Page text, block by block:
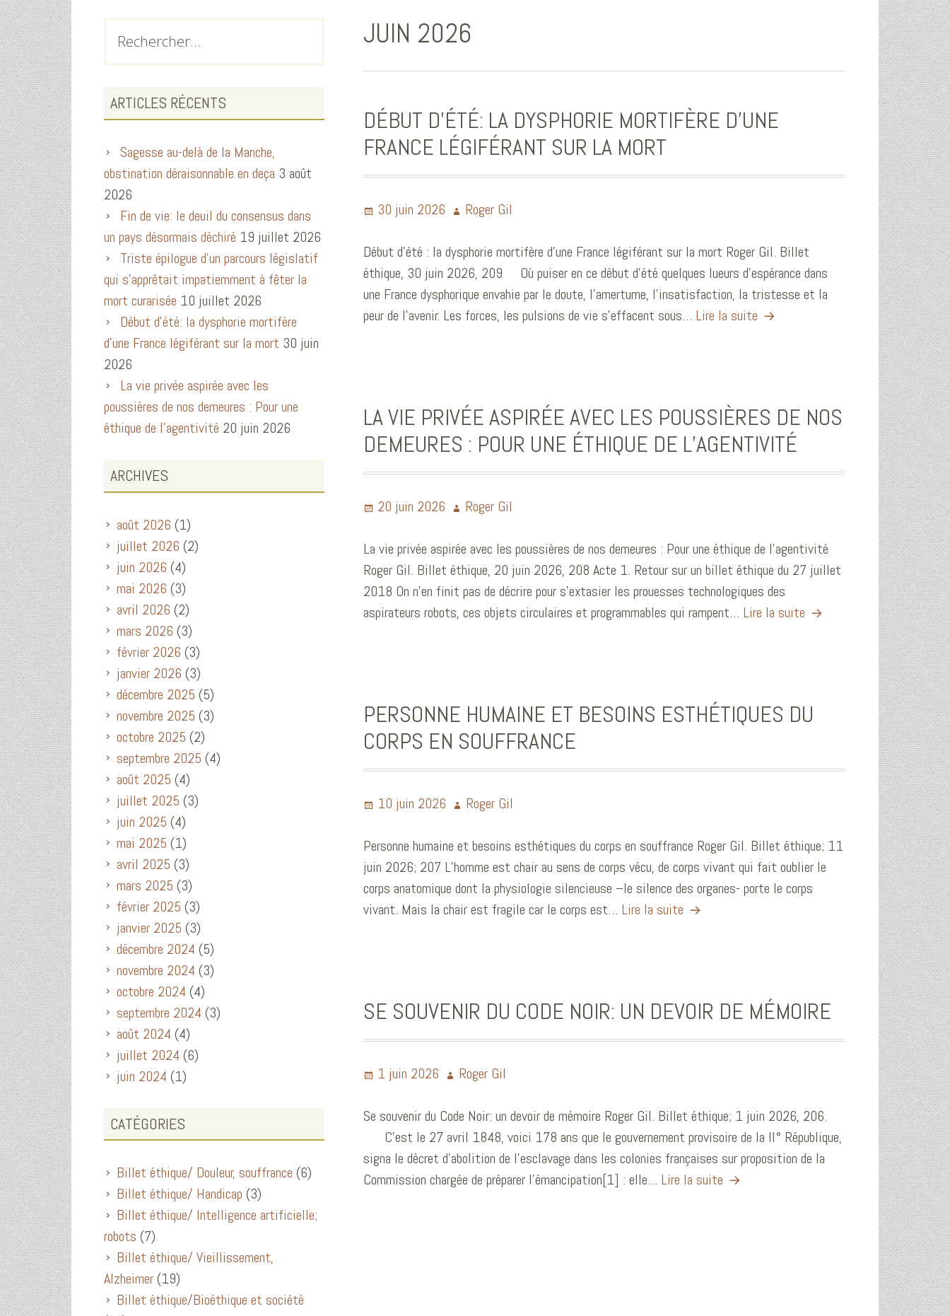
JUIN 2026
DÉBUT D’ÉTÉ: LA DYSPHORIE MORTIFÈRE D’UNE
FRANCE LÉGIFÉRANT SUR LA MORT
30 juin 2026 Roger Gil
Début d’été : la dysphorie mortifère d’une France légiférant sur la mort Roger Gil. Billet
éthique, 30 juin 2026, 209 Où puiser en ce début d’été quelques lueurs d’espérance dans
une France dysphorique envahie par le doute, l’amertume, l’insatisfaction, la tristesse et la
peur de l’avenir. Les forces, les pulsions de vie s’effacent sous… Lire la suite
LA VIE PRIVÉE ASPIRÉE AVEC LES POUSSIÈRES DE NOS
DEMEURES : POUR UNE ÉTHIQUE DE L’AGENTIVITÉ
20 juin 2026 Roger Gil
La vie privée aspirée avec les poussières de nos demeures : Pour une éthique de l’agentivité
Roger Gil. Billet éthique, 20 juin 2026, 208 Acte 1. Retour sur un billet éthique du 27 juillet
2018 On n’en finit pas de décrire pour s’extasier les prouesses technologiques des
aspirateurs robots, ces objets circulaires et programmables qui rampent… Lire la suite
PERSONNE HUMAINE ET BESOINS ESTHÉTIQUES DU
CORPS EN SOUFFRANCE
10 juin 2026 Roger Gil
Personne humaine et besoins esthétiques du corps en souffrance Roger Gil. Billet éthique; 11
juin 2026; 207 L’homme est chair au sens de corps vécu, de corps vivant qui fait oublier le
corps anatomique dont la physiologie silencieuse –le silence des organes- porte le corps
vivant. Mais la chair est fragile car le corps est… Lire la suite
SE SOUVENIR DU CODE NOIR: UN DEVOIR DE MÉMOIRE
1 juin 2026 Roger Gil
Se souvenir du Code Noir: un devoir de mémoire Roger Gil. Billet éthique; 1 juin 2026, 206.
C’est le 27 avril 1848, voici 178 ans que le gouvernement provisoire de la II° République,
signa le décret d’abolition de l’esclavage dans les colonies françaises sur proposition de la
Commission chargée de préparer l’émancipation[1] : elle… Lire la suite
ARTICLES RÉCENTS
Sagesse au-delà de la Manche,
obstination déraisonnable en deça 3 août
2026
Fin de vie: le deuil du consensus dans
un pays désormais déchiré 19 juillet 2026
Triste épilogue d’un parcours législatif
qui s’apprêtait impatiemment à fêter la
mort curarisée 10 juillet 2026
Début d’été: la dysphorie mortifère
d’une France légiférant sur la mort 30 juin
2026
La vie privée aspirée avec les
poussières de nos demeures : Pour une
éthique de l’agentivité 20 juin 2026
ARCHIVES
août 2026 (1)
juillet 2026 (2)
juin 2026 (4)
mai 2026 (3)
avril 2026 (2)
mars 2026 (3)
février 2026 (3)
janvier 2026 (3)
décembre 2025 (5)
novembre 2025 (3)
octobre 2025 (2)
septembre 2025 (4)
août 2025 (4)
juillet 2025 (3)
juin 2025 (4)
mai 2025 (1)
avril 2025 (3)
mars 2025 (3)
février 2025 (3)
janvier 2025 (3)
décembre 2024 (5)
novembre 2024 (3)
octobre 2024 (4)
septembre 2024 (3)
août 2024 (4)
juillet 2024 (6)
juin 2024 (1)
CATÉGORIES
Billet éthique/ Douleur, souffrance (6)
Billet éthique/ Handicap (3)
Billet éthique/ Intelligence artificielle;
robots (7)
Billet éthique/ Vieillissement,
Alzheimer(19)
Billet éthique/Bioéthique et société